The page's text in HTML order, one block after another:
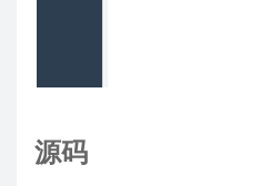
源码